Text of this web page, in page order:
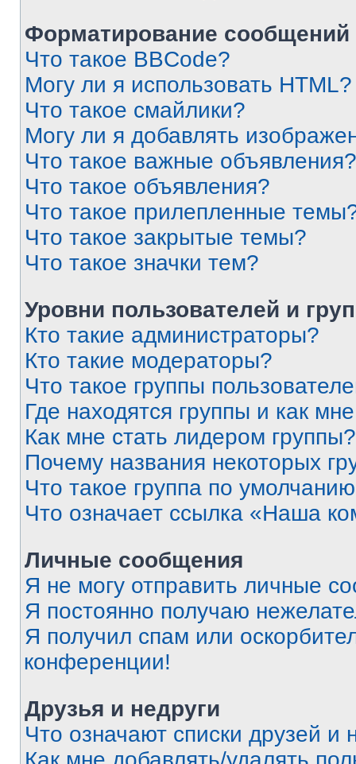
Форматирование
Что такое BBCode?
Могу ли я использовать HTML?
Что такое смайлики?
Могу ли я добавлять
Что такое важные объявления?
Что такое объявления?
Что такое прилепленные
Что такое закрытые темы?
Что такое значки тем?
Уровни пользователей и
Кто такие администраторы?
Кто такие модераторы?
Что такое группы
Где находятся группы и как
Как мне стать лидером группы?
Почему названия некоторых
Что такое группа по
Что означает ссылка «Наша
Личные сообщения
Я не могу отправить личные
Я постоянно получаю
Я получил спам или
конференции!
Друзья и недруги
Что означают списки друзей и